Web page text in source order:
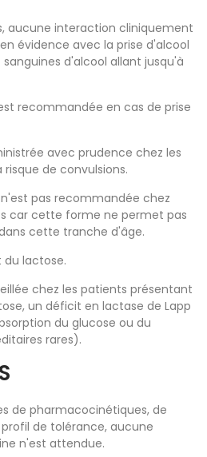
aucune interaction cliniquement
évidence avec la prise d'alcool
d'alcool allant jusqu'à
recommandée en cas de prise
avec prudence chez les
de convulsions.
pas recommandée chez
car cette forme ne permet pas
cette tranche d'âge.
lactose.
chez les patients présentant
un déficit en lactase de Lapp
du glucose ou du
rares).
de pharmacocinétiques, de
de tolérance, aucune
n'est attendue.